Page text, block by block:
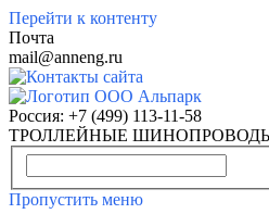
Перейти к контенту
Почта
mail@anneng.ru
Россия: +7 (499) 113-11-58
ТРОЛЛЕЙНЫЕ ШИНОПРОВОДЫ
Пропустить меню